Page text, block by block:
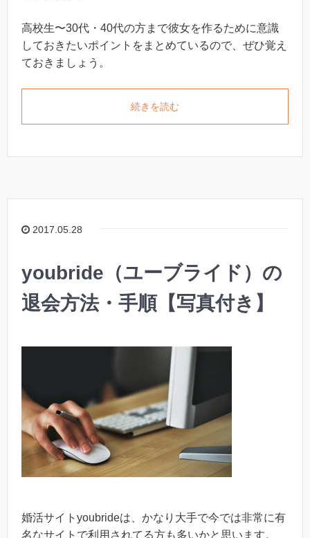
高校生〜30代・40代の方まで彼女を作るために意識
しておきたいポイントをまとめているので、ぜひ覚え
ておきましょう。
続きを読む
2017.05.28
youbride（ユーブライド）の
退会方法・手順【写真付き】
婚活サイトyoubrideは、かなり大手で今では非常に有
名なサイトで利用されてる方も多いかと思います。